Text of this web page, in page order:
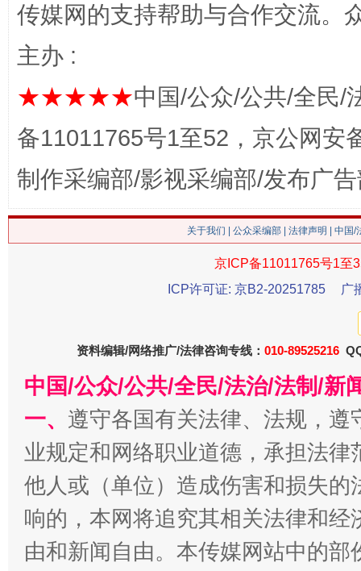
在谋一域中谋全局
今
传媒网的支持帮助与合作交流。
主办 :
★★★★★中国/公众/公共/全民/
备11011765号1至52，京公网安
制作采编部/影视采编部/发布广
关于我们 公众采编部 法律声明 | 中国
京ICP备11011765号1至
ICP许可证: 京B2-20251785
广
资料编辑/网络推广/法律咨询专线： 010-89525216
中国/公众/公共/全民/法治/法制/新
一、 遵守各国有关法律、法规，
业规定和网络职业道德，承担法
他人或（单位）造成伤害和损失
响的，本网将追究其相关法律和
由和新闻自由。本传媒网站中的